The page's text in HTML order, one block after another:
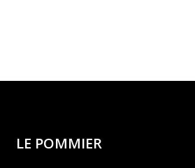
LE POMMIER